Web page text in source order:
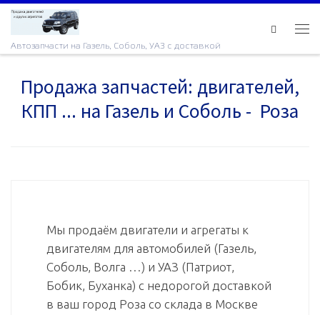
Skip to content
Автозапчасти на Газель, Соболь, УАЗ с доставкой
Продажа запчастей: двигателей,
КПП ... на Газель и Соболь - Роза
Мы продаём двигатели и агрегаты к
двигателям для автомобилей (Газель,
Соболь, Волга …) и УАЗ (Патриот,
Бобик, Буханка) с недорогой доставкой
в ваш город Роза со склада в Москве